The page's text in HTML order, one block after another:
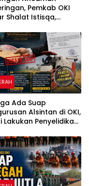
Pemkab OKI
Shalat Istisqa,
Bupati OKI
Ada Suap
Alsintan di OKI,
Lakukan Penyelidikan;
Pertanian Jadi